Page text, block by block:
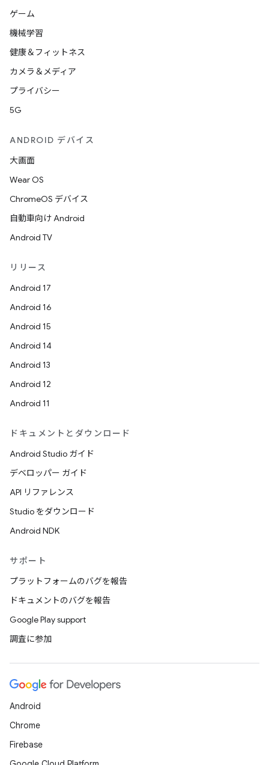
ゲーム
機械学習
健康＆フィットネス
カメラ＆メディア
プライバシー
5G
ANDROID デバイス
大画面
Wear OS
ChromeOS デバイス
自動車向け Android
Android TV
リリース
Android 17
Android 16
Android 15
Android 14
Android 13
Android 12
Android 11
ドキュメントとダウンロード
Android Studio ガイド
デベロッパー ガイド
API リファレンス
Studio をダウンロード
Android NDK
サポート
プラットフォームのバグを報告
ドキュメントのバグを報告
Google Play support
調査に参加
Android
Chrome
Firebase